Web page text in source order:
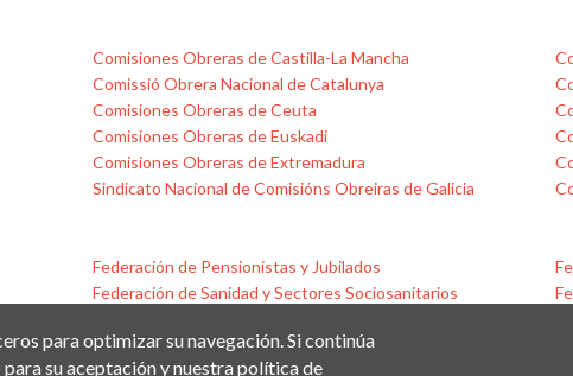
Comisiones Obreras de Castilla-La Mancha
Comissió Obrera Nacional de Catalunya
Comisiones Obreras de Ceuta
Comisiones Obreras de Euskadi
Comisiones Obreras de Extremadura
Sindicato Nacional de Comisións Obreiras de Galicia
Federación de Pensionistas y Jubilados
Federación de Sanidad y Sectores Sociosanitarios
para optimizar su navegación. Si continúa
su aceptación y nuestra política de